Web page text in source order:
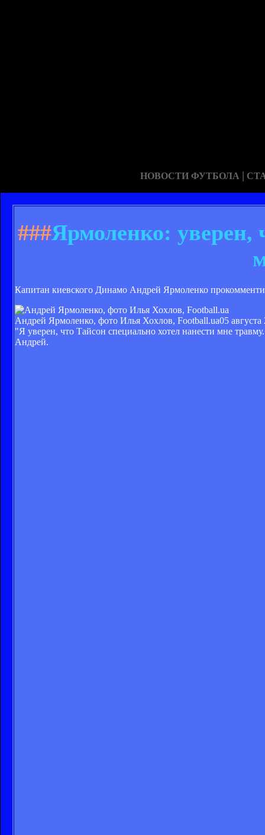
НОВОСТИ ФУТБОЛА |
###Ярмоленко: уверен,
Капитан киевского Динамо Андрей Ярмоленко
Андрей Ярмоленко, фото Илья Хохлов, Football.ua05
"Я уверен, что Тайсон специально хотел нанести мне
Андрей.